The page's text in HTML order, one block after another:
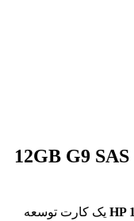
یک کارت توسعه